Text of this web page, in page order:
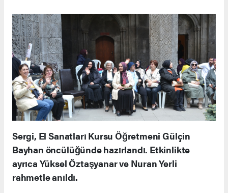
Sergi, El Sanatları Kursu Öğretmeni Gülçin
Bayhan öncülüğünde hazırlandı. Etkinlikte
ayrıca Yüksel Öztaşyanar ve Nuran Yerli
rahmetle anıldı.